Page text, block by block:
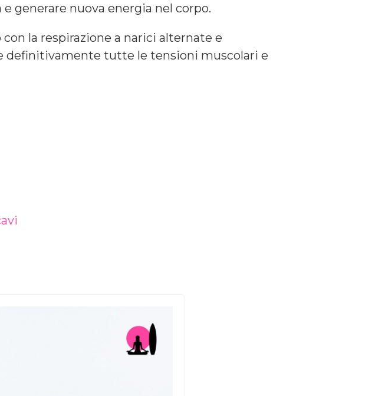
generare nuova energia nel corpo.
la respirazione a narici alternate e
definitivamente tutte le tensioni muscolari e